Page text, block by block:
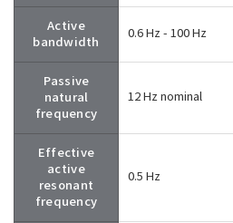
Active
bandwidth
0.6 Hz - 100 Hz
Passive
natural
frequency
12 Hz nominal
Effective
active
resonant
frequency
0.5 Hz